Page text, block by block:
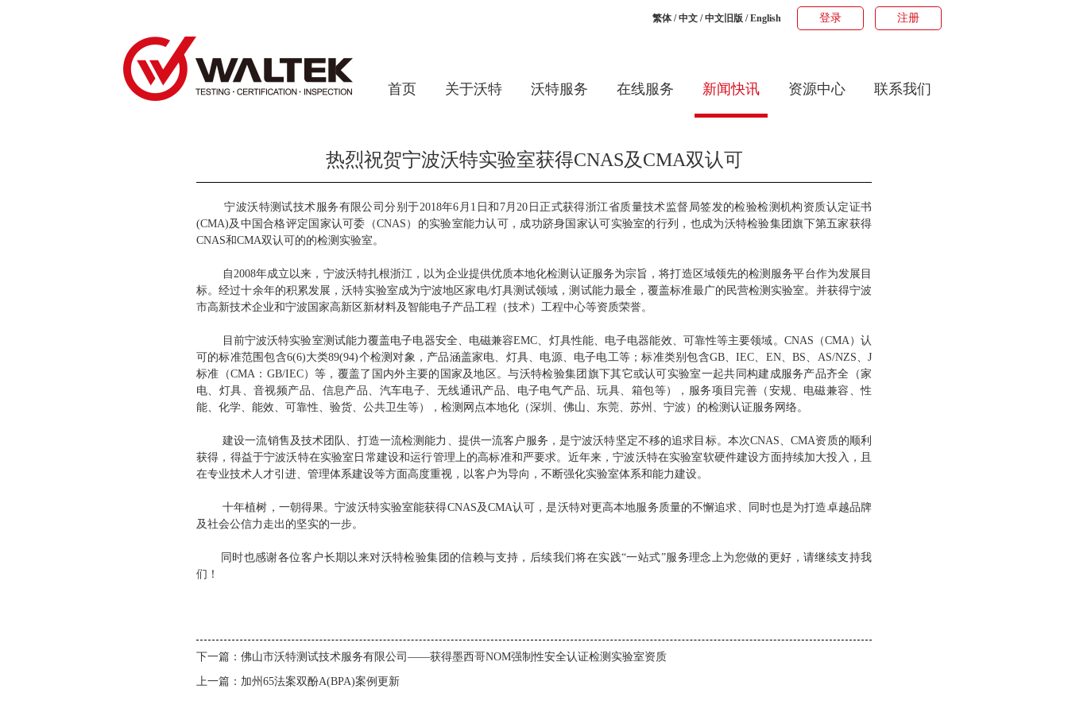
登录 注册
繁体/中文/中文旧版/English
首页 关于沃特 沃特服务 在线服务 新闻快讯 资源中心 联系我们
热烈祝贺宁波沃特实验室获得CNAS及CMA双认可
宁波沃特测试技术服务有限公司分别于2018年6月1日和7月20日正式获得浙江省质量技术监督局签发的检验检测机构资质认定证书
(CMA)及中国合格评定国家认可委（CNAS）的实验室能力认可，成功跻身国家认可实验室的行列，也成为沃特检验集团旗下第五家获得
CNAS和CMA双认可的的检测实验室。
自2008年成立以来，宁波沃特扎根浙江，以为企业提供优质本地化检测认证服务为宗旨，将打造区域领先的检测服务平台作为发展目
标。经过十余年的积累发展，沃特实验室成为宁波地区家电/灯具测试领域，测试能力最全，覆盖标准最广的民营检测实验室。并获得宁波
市高新技术企业和宁波国家高新区新材料及智能电子产品工程（技术）工程中心等资质荣誉。
目前宁波沃特实验室测试能力覆盖电子电器安全、电磁兼容EMC、灯具性能、电子电器能效、可靠性等主要领域。CNAS（CMA）认
可的标准范围包含6(6)大类89(94)个检测对象，产品涵盖家电、灯具、电源、电子电工等；标准类别包含GB、IEC、EN、BS、AS/NZS、J
标准（CMA：GB/IEC）等，覆盖了国内外主要的国家及地区。与沃特检验集团旗下其它或认可实验室一起共同构建成服务产品齐全（家
电、灯具、音视频产品、信息产品、汽车电子、无线通讯产品、电子电气产品、玩具、箱包等），服务项目完善（安规、电磁兼容、性
能、化学、能效、可靠性、验货、公共卫生等），检测网点本地化（深圳、佛山、东莞、苏州、宁波）的检测认证服务网络。
建设一流销售及技术团队、打造一流检测能力、提供一流客户服务，是宁波沃特坚定不移的追求目标。本次CNAS、CMA资质的顺利
获得，得益于宁波沃特在实验室日常建设和运行管理上的高标准和严要求。近年来，宁波沃特在实验室软硬件建设方面持续加大投入，且
在专业技术人才引进、管理体系建设等方面高度重视，以客户为导向，不断强化实验室体系和能力建设。
十年植树，一朝得果。宁波沃特实验室能获得CNAS及CMA认可，是沃特对更高本地服务质量的不懈追求、同时也是为打造卓越品牌
及社会公信力走出的坚实的一步。
同时也感谢各位客户长期以来对沃特检验集团的信赖与支持，后续我们将在实践“一站式”服务理念上为您做的更好，请继续支持我
们！
下一篇： 佛山市沃特测试技术服务有限公司——获得墨西哥NOM强制性安全认证检测实验室资质
上一篇： 加州65法案双酚A(BPA)案例更新